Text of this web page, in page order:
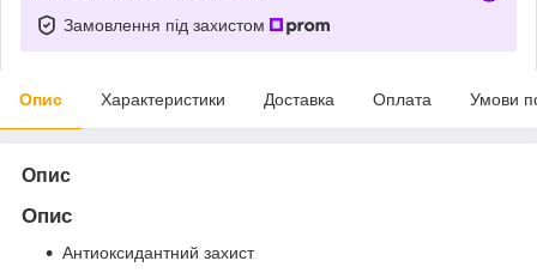
Замовлення під захистом
Опис Характеристики Доставка Оплата Умови
Опис
Опис
Антиоксидантний захист